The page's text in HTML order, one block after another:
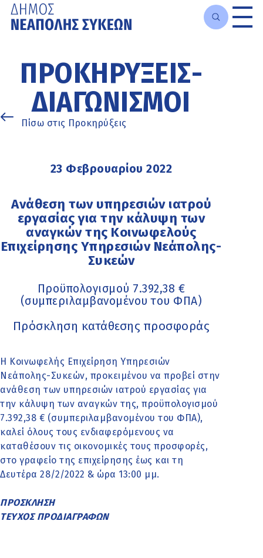
κυρίως
περιεχόμενο
ΠΡΟΚΗΡΎΞΕΙΣ-
ΔΙΑΓΩΝΙΣΜΟΊ
Πίσω στις Προκηρύξεις
23 Φεβρουαρίου 2022
Ανάθεση των υπηρεσιών ιατρού
εργασίας για την κάλυψη των
αναγκών της Κοινωφελούς
Επιχείρησης Υπηρεσιών Νεάπολης-
Συκεών
Προϋπολογισμού 7.392,38 €
(συμπεριλαμβανομένου του ΦΠΑ)
Πρόσκληση κατάθεσης προσφοράς
Η Κοινωφελής Επιχείρηση Υπηρεσιών
Νεάπολης-Συκεών, προκειμένου να προβεί στην
ανάθεση των υπηρεσιών ιατρού εργασίας για
την κάλυψη των αναγκών της, προϋπολογισμού
7.392,38 € (συμπεριλαμβανομένου του ΦΠΑ),
καλεί όλους τους ενδιαφερόμενους να
καταθέσουν τις οικονομικές τους προσφορές,
στο γραφείο της επιχείρησης έως και τη
Δευτέρα 28/2/2022 & ώρα 13:00 μμ.
ΠΡΟΣΚΛΗΣΗ
ΤΕΥΧΟΣ ΠΡΟΔΙΑΓΡΑΦΩΝ